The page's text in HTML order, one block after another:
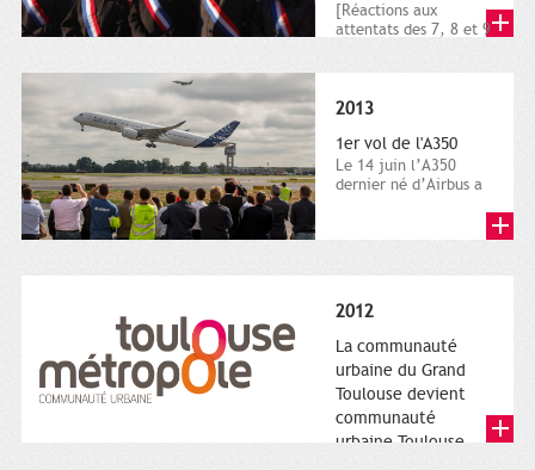
[Réactions aux
attentats des 7, 8 et 9
2013
1er vol de l'A350
Le 14 juin l’A350
dernier né d’Airbus a
2012
La communauté
urbaine du Grand
Toulouse devient
communauté
urbaine Toulouse